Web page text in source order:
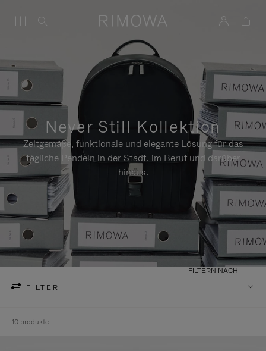
Never Still Kollektion
Zeitgemäße, funktionale und elegante Lösung für das
tägliche Pendeln in der Stadt, im Beruf und darüber
hinaus.
FILTER
FILTERN NACH
10 produkte